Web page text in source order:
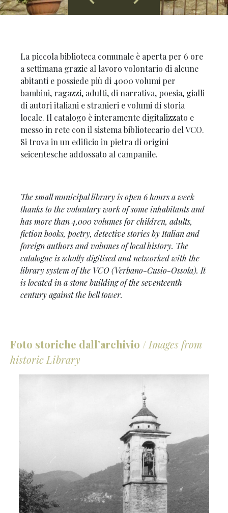
La piccola biblioteca comunale è aperta per 6 ore
a settimana grazie al lavoro volontario di alcune
abitanti e possiede più di 4000 volumi per
bambini, ragazzi, adulti, di narrativa, poesia, gialli
di autori italiani e stranieri e volumi di storia
locale. Il catalogo è interamente digitalizzato e
messo in rete con il sistema bibliotecario del VCO.
Si trova in un edificio in pietra di origini
seicentesche addossato al campanile.
The small municipal library is open 6 hours a week
thanks to the voluntary work of some inhabitants and
has more than 4,000 volumes for children, adults,
fiction books, poetry, detective stories by Italian and
foreign authors and volumes of local history. The
catalogue is wholly digitised and networked with the
library system of the VCO (Verbano-Cusio-Ossola). It
is located in a stone building of the seventeenth
century against the bell tower.
Foto storiche dall’archivio / Images from
historic Library